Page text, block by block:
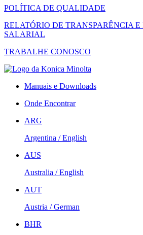
POLÍTICA DE QUALIDADE
RELATÓRIO DE TRANSPARÊNCIA
SALARIAL
TRABALHE CONOSCO
Manuais e Downloads
Onde Encontrar
ARG
Argentina / English
AUS
Australia / English
AUT
Austria / German
BHR